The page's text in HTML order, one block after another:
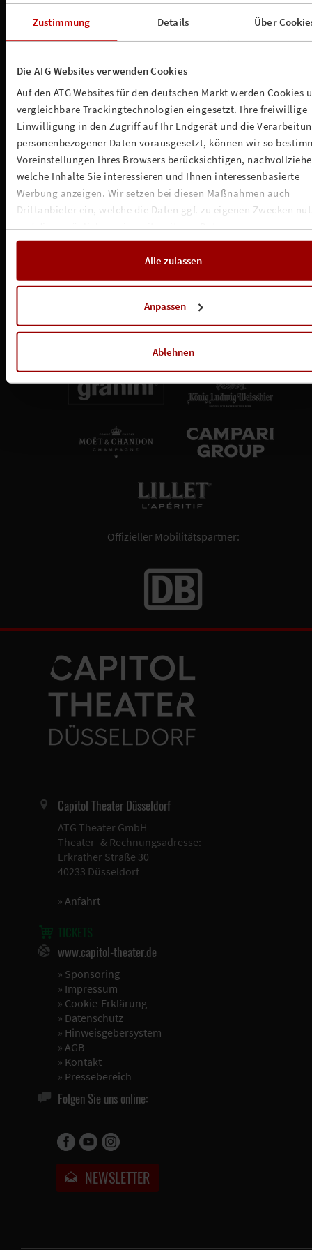
Zustimmung Details Über
Die ATG Websites verwenden Cookies
Auf den ATG Websites für den deutschen Markt werden Cookies
vergleichbare Trackingtechnologien eingesetzt. Ihre freiwillige
Einwilligung in den Zugriff auf Ihr Endgerät und die
personenbezogener Daten vorausgesetzt, können wir so
Voreinstellungen Ihres Browsers berücksichtigen,
welche Inhalte Sie interessieren und Ihnen interessenbasierte
Werbung anzeigen. Wir setzen bei diesen Maßnahmen auch
Drittanbieter ein, welche die Daten ggf. zu eigenen Zwecken
führen. Weitere Informationen, insbesondere zur Speicherdauer,
Cookie-Erklärungsowie zur Verarbeitung,
insbesondere zu Ihren Widerrufsmöglichkeiten und weiteren
Alle zulassen
Anpassen
Ablehnen
Offizieller Mobilitätspartner:
Capitol Theater Düsseldorf
ATG Theater GmbH
Theater- & Rechnungsadresse:
Erkrather Straße 30
40233 Düsseldorf
» Anfahrt
TICKETS
www.capitol-theater.de
» Sponsoring
» Impressum
» Cookie-Erklärung
» Datenschutz
» Hinweisgebersystem
» AGB
» Kontakt
» Pressebereich
Folgen Sie uns online:
NEWSLETTER